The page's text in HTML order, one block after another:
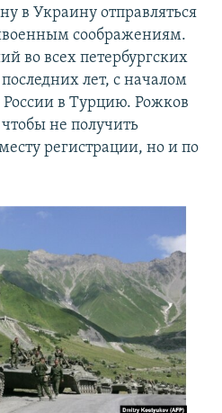
в Украину отправляться
соображениям.
во всех петербургских
лет, с началом
в Турцию. Рожков
не получить
регистрации, но и по